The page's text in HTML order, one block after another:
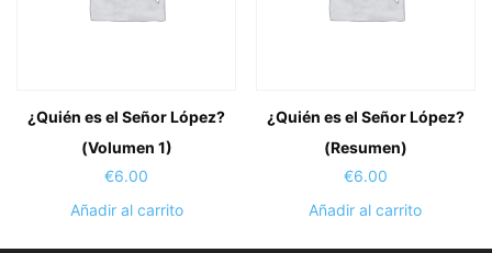
la
¿Quién es el Señor López?
(Volumen 1)
€6.00
Añadir al carrito
¿Quién es el Señor López?
(Resumen)
€6.00
Añadir al carrito